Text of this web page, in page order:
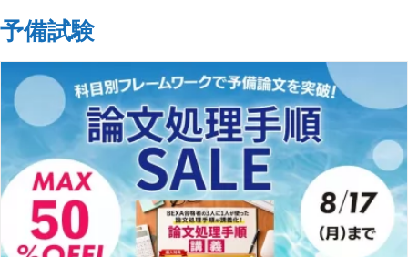
予備試験